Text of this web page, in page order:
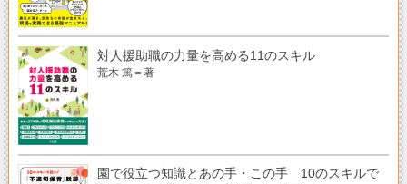
対人援助職の力量を高める11のスキル
荒木 篤＝著
園で役立つ知識とあの手・この手 10のスキルで